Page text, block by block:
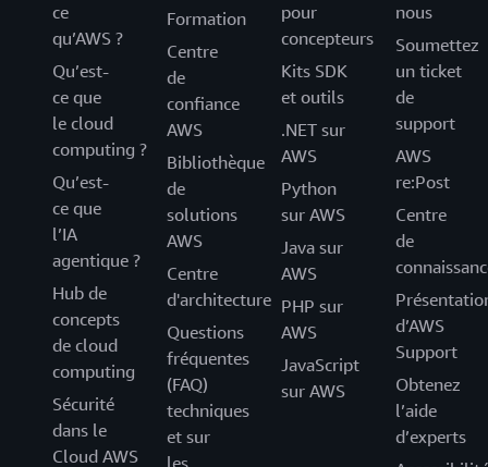
ce
qu’AWS ?
Qu’est-
ce que
le cloud
computing ?
Qu’est-
ce que
l’IA
agentique ?
Hub de
concepts
de cloud
computing
Sécurité
dans le
Cloud AWS
Formation
Centre
de
confiance
AWS
Bibliothèque
de
solutions
AWS
Centre
d'architecture
Questions
fréquentes
(FAQ)
techniques
et sur
pour
concepteurs
Kits SDK
et outils
.NET sur
AWS
Python
sur AWS
Java sur
AWS
PHP sur
AWS
JavaScript
sur AWS
nous
Soumettez
un ticket
de
support
AWS
re:Post
Centre
de
d’AWS
Support
Obtenez
l’aide
d’experts